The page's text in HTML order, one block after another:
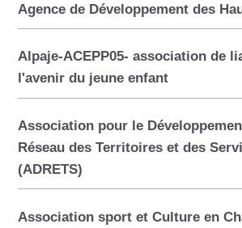
Agence de Développement des
Alpaje-ACEPP05- association de
l'avenir du jeune enfant
Association pour le
Réseau des Territoires et des
(ADRETS)
Association sport et Culture en